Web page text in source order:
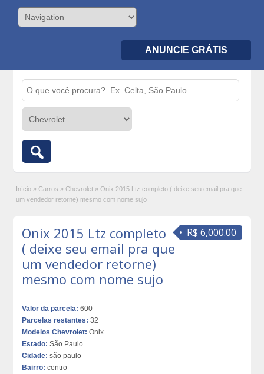
ANUNCIE GRÁTIS
Início » Carros » Chevrolet » Onix 2015 Ltz completo ( deixe seu email pra que
um vendedor retorne) mesmo com nome sujo
R$ 6,000.00
Onix 2015 Ltz completo
( deixe seu email pra que
um vendedor retorne)
mesmo com nome sujo
Valor da parcela: 600
Parcelas restantes: 32
Modelos Chevrolet: Onix
Estado: São Paulo
Cidade: são paulo
Bairro: centro